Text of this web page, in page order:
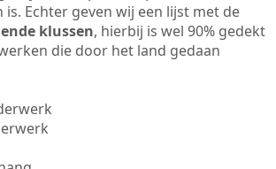
is. Echter geven wij een lijst met de
klussen, hierbij is wel 90% gedekt
die door het land gedaan